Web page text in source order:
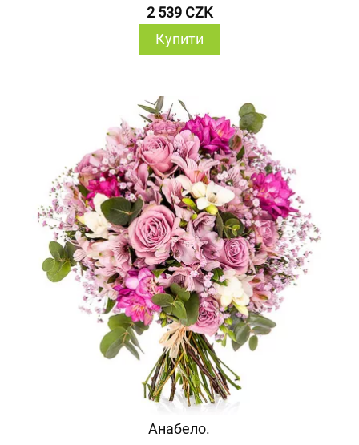
2 539 CZK
Купити
Анабело.